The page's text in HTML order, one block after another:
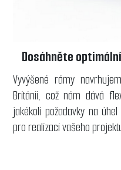
Dosáhněte
Vyvýšené rámy
Británii, což nám dává
jakékoli požadavky na
pro realizaci vašeho